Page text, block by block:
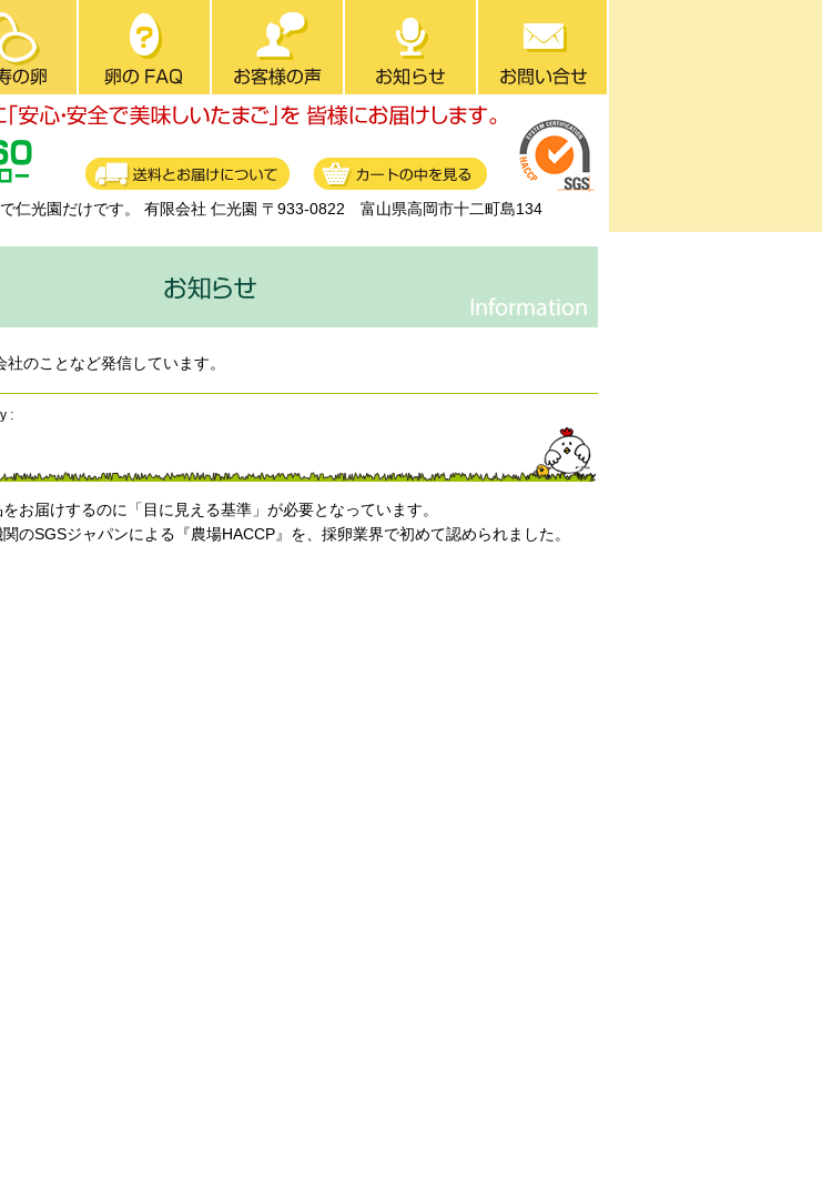
仁光園だけです。 有限会社 仁光園 〒933-0822 富山県高岡市十二町島134
のことなど発信しています。
:
お届けするのに「目に見える基準」が必要となっています。
のSGSジャパンによる『農場HACCP』を、採卵業界で初めて認められました。